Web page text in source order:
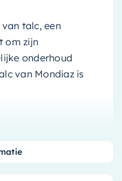
talc, een
om zijn
onderhoud
van Mondiaz is